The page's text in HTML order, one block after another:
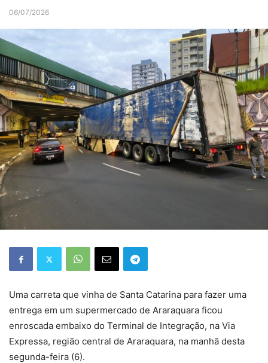
06/07/2026
Uma carreta que vinha de Santa Catarina para fazer uma
entrega em um supermercado de Araraquara ficou
enroscada embaixo do Terminal de Integração, na Via
Expressa, região central de Araraquara, na manhã desta
segunda-feira (6).